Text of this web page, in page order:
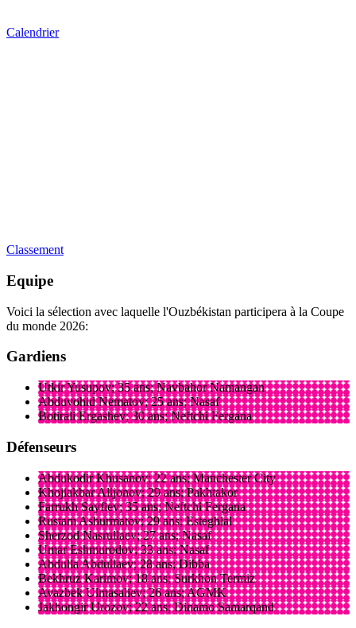
Calendrier
Classement
Equipe
Voici la sélection avec laquelle l'Ouzbékistan participera à la Coupe
du monde 2026:
Gardiens
Utkir Yusupov; 35 ans; Navbahor Namangan
Abduvohid Nematov; 25 ans; Nasaf
Botirali Ergashev; 30 ans; Neftchi Fergana
Défenseurs
Abdukodir Khusanov; 22 ans; Manchester City
Khojiakbar Alijonov; 29 ans; Pakhtakor
Farrukh Sayfiev; 35 ans; Neftchi Fergana
Rustam Ashurmatov; 29 ans; Esteghlal
Sherzod Nasrullaev; 27 ans; Nasaf
Umar Eshmurodov; 33 ans; Nasaf
Abdulla Abdullaev; 28 ans; Dibba
Bekhruz Karimov; 18 ans; Surkhon Termiz
Avazbek Ulmasaliev; 26 ans; AGMK
Jakhongir Urozov; 22 ans; Dinamo Samarqand